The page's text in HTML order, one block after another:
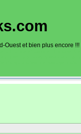
Ouest et bien plus encore !!!